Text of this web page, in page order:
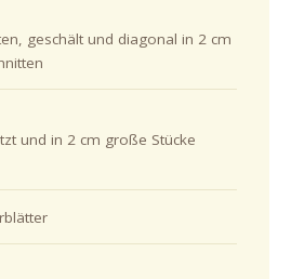
geschält und diagonal in 2 cm
und in 2 cm große Stücke